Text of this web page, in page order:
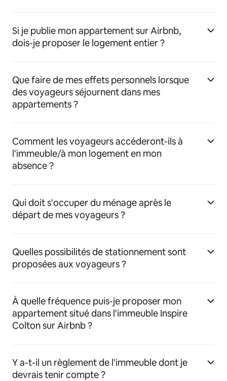
Si je publie mon appartement sur Airbnb,
dois-je proposer le logement entier ?
Que faire de mes effets personnels lorsque
des voyageurs séjournent dans mes
appartements ?
Comment les voyageurs accéderont-ils à
l'immeuble/à mon logement en mon
absence ?
Qui doit s'occuper du ménage après le
départ de mes voyageurs ?
Quelles possibilités de stationnement sont
proposées aux voyageurs ?
À quelle fréquence puis-je proposer mon
appartement situé dans l'immeuble Inspire
Colton sur Airbnb ?
Y a-t-il un règlement de l'immeuble dont je
devrais tenir compte ?